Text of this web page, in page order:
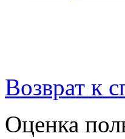
Возврат к
Оценка